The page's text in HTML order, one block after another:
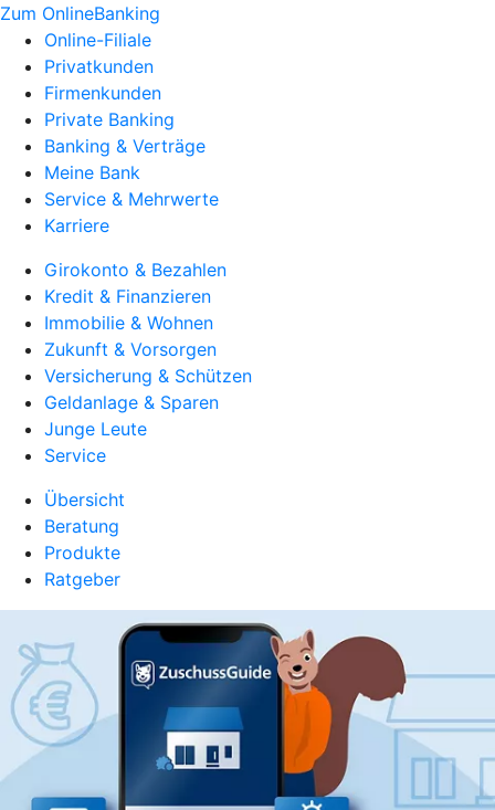
Zum OnlineBanking
Online-Filiale
Privatkunden
Firmenkunden
Private Banking
Banking & Verträge
Meine Bank
Service & Mehrwerte
Karriere
Girokonto & Bezahlen
Kredit & Finanzieren
Immobilie & Wohnen
Zukunft & Vorsorgen
Versicherung & Schützen
Geldanlage & Sparen
Junge Leute
Service
Übersicht
Beratung
Produkte
Ratgeber